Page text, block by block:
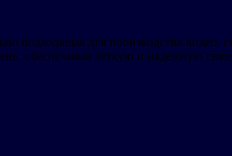
подходящая для производства
обеспечивая четкую и надежную